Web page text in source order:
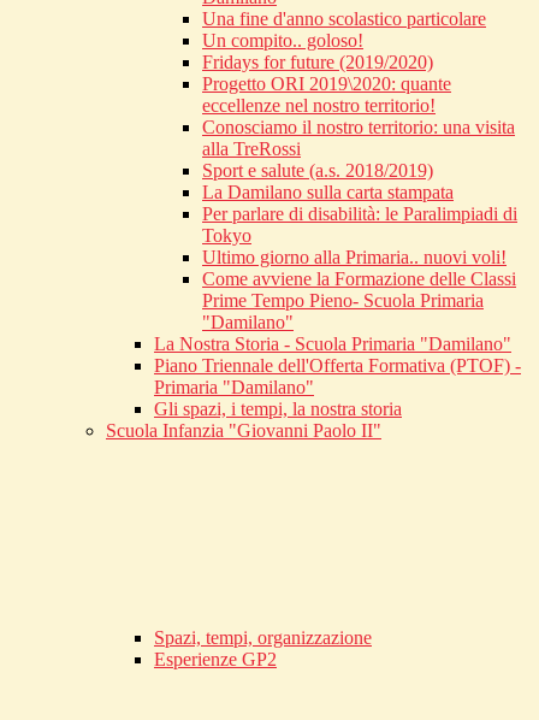
Una fine d'anno scolastico particolare
Un compito.. goloso!
Fridays for future (2019/2020)
Progetto ORI 2019\2020: quante
eccellenze nel nostro territorio!
Conosciamo il nostro territorio: una visita
alla TreRossi
Sport e salute (a.s. 2018/2019)
La Damilano sulla carta stampata
Per parlare di disabilità: le Paralimpiadi di
Tokyo
Ultimo giorno alla Primaria.. nuovi voli!
Come avviene la Formazione delle Classi
Prime Tempo Pieno- Scuola Primaria
"Damilano"
La Nostra Storia - Scuola Primaria "Damilano"
Piano Triennale dell'Offerta Formativa (PTOF) -
Primaria "Damilano"
Gli spazi, i tempi, la nostra storia
Scuola Infanzia "Giovanni Paolo II"
Spazi, tempi, organizzazione
Esperienze GP2